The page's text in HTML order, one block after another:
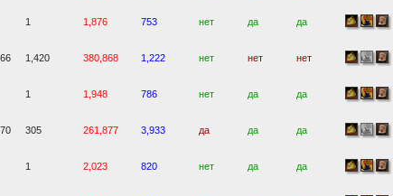
1 1,876 753 нет да да
1,420 380,868 1,222 нет нет нет
1 1,948 786 нет да да
305 261,877 3,933 да да да
1 2,023 820 нет да да